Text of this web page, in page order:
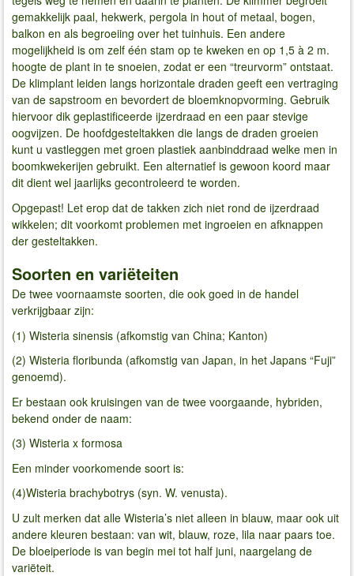
gemakkelijk paal, hekwerk, pergola in hout of metaal, bogen,
balkon en als begroeiing over het tuinhuis. Een andere
mogelijkheid is om zelf één stam op te kweken en op 1,5 à 2 m.
hoogte de plant in te snoeien, zodat er een “treurvorm” ontstaat.
De klimplant leiden langs horizontale draden geeft een vertraging
van de sapstroom en bevordert de bloemknopvorming. Gebruik
hiervoor dik geplastificeerde ijzerdraad en een paar stevige
oogvijzen. De hoofdgesteltakken die langs de draden groeien
kunt u vastleggen met groen plastiek aanbinddraad welke men in
boomkwekerijen gebruikt. Een alternatief is gewoon koord maar
dit dient wel jaarlijks gecontroleerd te worden.
Opgepast! Let erop dat de takken zich niet rond de ijzerdraad
wikkelen; dit voorkomt problemen met ingroeien en afknappen
der gesteltakken.
Soorten en variëteiten
De twee voornaamste soorten, die ook goed in de handel
verkrijgbaar zijn:
(1) Wisteria sinensis (afkomstig van China; Kanton)
(2) Wisteria floribunda (afkomstig van Japan, in het Japans “Fuji”
genoemd).
Er bestaan ook kruisingen van de twee voorgaande, hybriden,
bekend onder de naam:
(3) Wisteria x formosa
Een minder voorkomende soort is:
(4)Wisteria brachybotrys (syn. W. venusta).
U zult merken dat alle Wisteria’s niet alleen in blauw, maar ook uit
andere kleuren bestaan: van wit, blauw, roze, lila naar paars toe.
De bloeiperiode is van begin mei tot half juni, naargelang de
variëteit.